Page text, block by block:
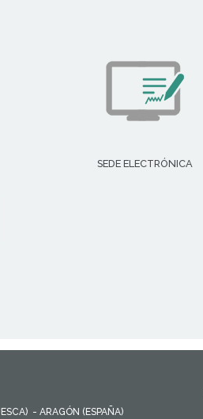
SEDE ELECTRÓNICA
- ARAGÓN (ESPAÑA)